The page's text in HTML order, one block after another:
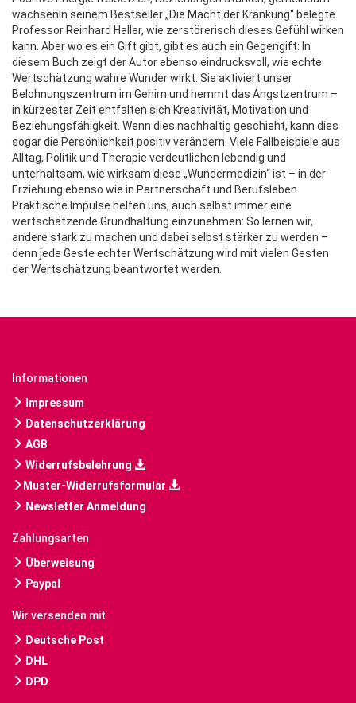
wachsenIn seinem Bestseller „Die Macht der Kränkung“ belegte
Professor Reinhard Haller, wie zerstörerisch dieses Gefühl wirken
kann. Aber wo es ein Gift gibt, gibt es auch ein Gegengift: In
diesem Buch zeigt der Autor ebenso eindrucksvoll, wie echte
Wertschätzung wahre Wunder wirkt: Sie aktiviert unser
Belohnungszentrum im Gehirn und hemmt das Angstzentrum –
in kürzester Zeit entfalten sich Kreativität, Motivation und
Beziehungsfähigkeit. Wenn dies nachhaltig geschieht, kann dies
sogar die Persönlichkeit positiv verändern. Viele Fallbeispiele aus
Alltag, Politik und Therapie verdeutlichen lebendig und
unterhaltsam, wie wirksam diese „Wundermedizin“ ist – in der
Erziehung ebenso wie in Partnerschaft und Berufsleben.
Praktische Impulse helfen uns, auch selbst immer eine
wertschätzende Grundhaltung einzunehmen: So lernen wir,
andere stark zu machen und dabei selbst stärker zu werden –
denn jede Geste echter Wertschätzung wird mit vielen Gesten
der Wertschätzung beantwortet werden.
Informationen
Impressum
Datenschutzerklärung
AGB
Widerrufsbelehrung
Muster-Widerrufsformular
Newsletter Anmeldung
Zahlungsarten
Überweisung
Paypal
Wir versenden mit
Deutsche Post
DHL
DPD